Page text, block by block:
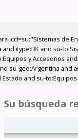
'ccl=su:"Sistemas de
itype:BK and su-
y Accesorios
su-geo:Argentina and
and su-
Su búsqueda